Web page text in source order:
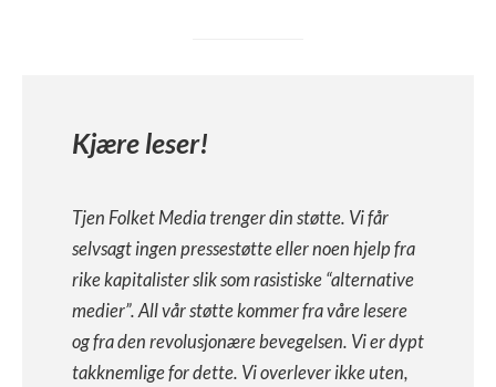
Kjære leser!
Tjen Folket Media trenger din støtte. Vi får
selvsagt ingen pressestøtte eller noen hjelp fra
rike kapitalister slik som rasistiske “alternative
medier”. All vår støtte kommer fra våre lesere
og fra den revolusjonære bevegelsen. Vi er dypt
takknemlige for dette. Vi overlever ikke uten,